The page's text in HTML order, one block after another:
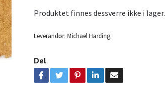
Produktet finnes dessverre ikke i lager.
Leverandør: Michael Harding
Del